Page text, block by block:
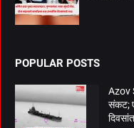
POPULAR POSTS
Azov
संकट;